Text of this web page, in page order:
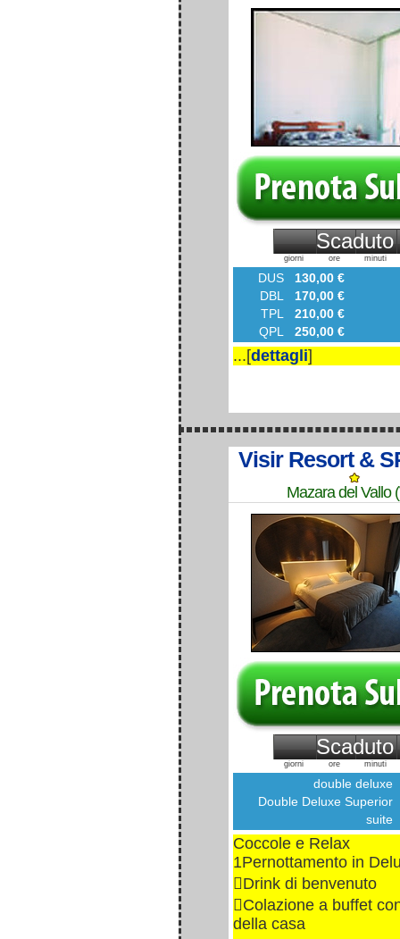
Scaduto
giorni ore minuti
DUS
130,00 €
DBL
170,00 €
TPL
210,00 €
QPL
250,00 €
...[dettagli]
Visir Resort &
Mazara del Vallo
Scaduto
giorni ore minuti
double deluxe
Double Deluxe Superior
suite
Coccole e Relax
1Pernottamento in
Drink di benvenuto
Colazione a buffet
della casa